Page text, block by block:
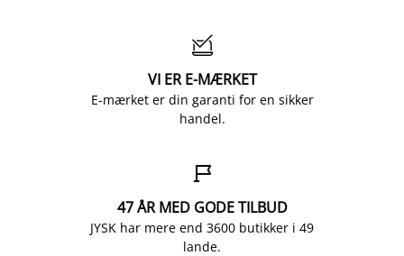

VI ER E-MÆRKET
E-mærket er din garanti for en sikker
handel.

47 ÅR MED GODE TILBUD
JYSK har mere end 3600 butikker i 49
lande.